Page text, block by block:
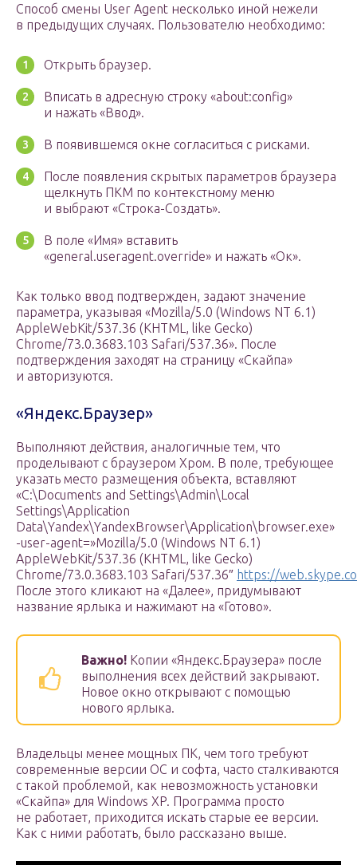
Способ смены User Agent несколько иной нежели
в предыдущих случаях. Пользователю необходимо:
Открыть браузер.
Вписать в адресную строку «about:config»
и нажать «Ввод».
В появившемся окне согласиться с рисками.
После появления скрытых параметров браузера
щелкнуть ПКМ по контекстному меню
и выбрают «Строка-Создать».
В поле «Имя» вставить
«general.useragent.override» и нажать «Ок».
Как только ввод подтвержден, задают значение
параметра, указывая «Mozilla/5.0 (Windows NT 6.1)
AppleWebKit/537.36 (KHTML, like Gecko)
Chrome/73.0.3683.103 Safari/537.36». После
подтверждения заходят на страницу «Скайпа»
и авторизуются.
«Яндекс.Браузер»
Выполняют действия, аналогичные тем, что
проделывают с браузером Хром. В поле, требующее
указать место размещения объекта, вставляют
«C:\Documents and Settings\Admin\Local
Settings\Application
Data\Yandex\YandexBrowser\Application\browser.exe»
-user-agent=»Mozilla/5.0 (Windows NT 6.1)
AppleWebKit/537.36 (KHTML, like Gecko)
Chrome/73.0.3683.103 Safari/537.36″ https://
После этого кликают на «Далее», придумывают
название ярлыка и нажимают на «Готово».
Важно! Копии «Яндекс.Браузера» после
выполнения всех действий закрывают.
Новое окно открывают с помощью
нового ярлыка.
Владельцы менее мощных ПК, чем того требуют
современные версии ОС и софта, часто сталкиваются
с такой проблемой, как невозможность установки
«Скайпа» для Windows XP. Программа просто
не работает, приходится искать старые ее версии.
Как с ними работать, было рассказано выше.